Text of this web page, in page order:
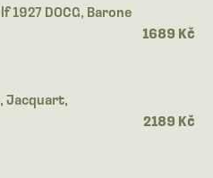
DOCG, Barone
1689 Kč
Jacquart,
2189 Kč